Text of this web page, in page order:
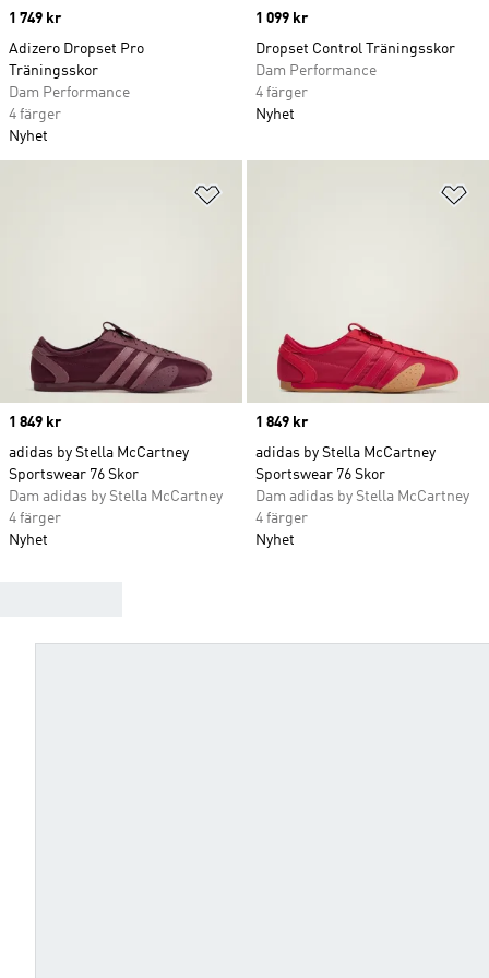
Price
1 749 kr
Adizero Dropset Pro
Träningsskor
Dam Performance
4 färger
Nyhet
Price
1 099 kr
Dropset Control Träningsskor
Dam Performance
4 färger
Nyhet
Price
1 849 kr
adidas by Stella McCartney
Sportswear 76 Skor
Dam adidas by Stella McCartney
4 färger
Nyhet
Price
1 849 kr
adidas by Stella McCartney
Sportswear 76 Skor
Dam adidas by Stella McCartney
4 färger
Nyhet